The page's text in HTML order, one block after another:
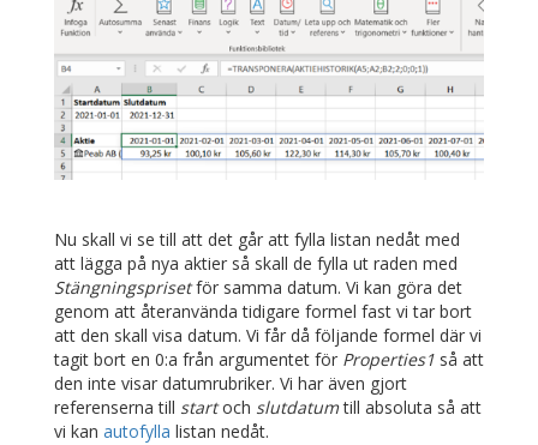
Nu skall vi se till att det går att fylla listan nedåt med
att lägga på nya aktier så skall de fylla ut raden med
Stängningsprisetför samma datum. Vi kan göra det
genom att återanvända tidigare formel fast vi tar bort
att den skall visa datum. Vi får då följande formel där vi
tagit bort en 0:a från argumentet för Properties1 så att
den inte visar datumrubriker. Vi har även gjort
referenserna till startoch slutdatumtill absoluta så att
vi kan autofylla listan nedåt.